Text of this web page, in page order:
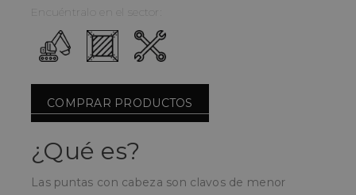
Encuéntralo en el sector:
COMPRAR PRODUCTOS
¿Qué es?
Las puntas con cabeza son clavos de menor